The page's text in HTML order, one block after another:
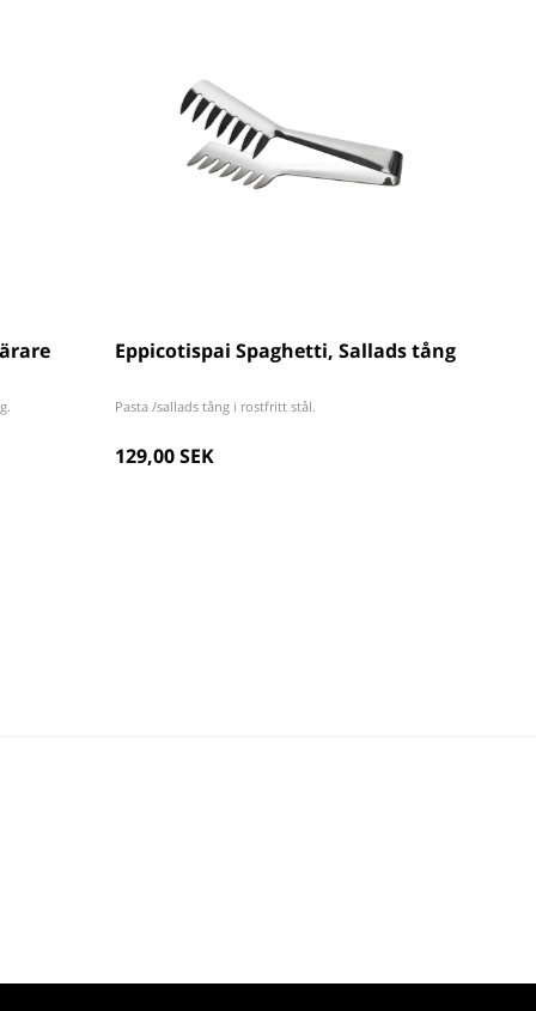
Eppicotispai Spaghetti, Sallads tång
Pasta /sallads tång i rostfritt stål.
129,00 SEK